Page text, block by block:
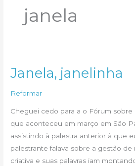
janela
Janela, janelinha
Reformar
Cheguei cedo para a o Fórum
que aconteceu em março em São
assistindo à palestra anterior à que
palestrante falava sobre a gestão de
criativa e suas palavras iam